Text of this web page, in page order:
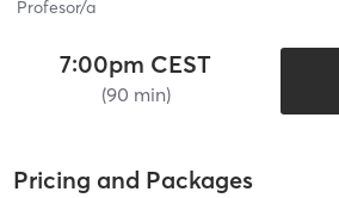
Profesor/a
7:00pm CEST
(90 min)
Pricing and Packages